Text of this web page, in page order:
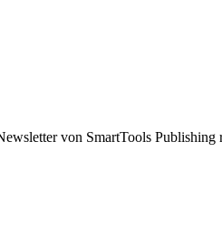
von SmartTools Publishing